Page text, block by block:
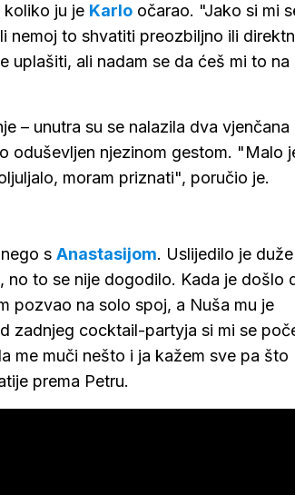
ju je Karlo očarao. "Jako si mi
nemoj to shvatiti preozbiljno ili
uplašiti, ali nadam se da ćeš mi to na
– unutra su se nalazila dva vjenčana
oduševljen njezinom gestom. "Malo
moram priznati", poručio je.
s Anastasijom. Uslijedilo je duže
no to se nije dogodilo. Kada je došlo
pozvao na solo spoj, a Nuša mu je
zadnjeg cocktail-partyja si mi se
me muči nešto i ja kažem sve pa što
prema Petru.